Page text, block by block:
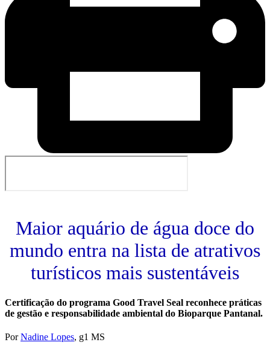
Maior aquário de água doce do
mundo entra na lista de atrativos
turísticos mais sustentáveis
Certificação do programa Good Travel Seal reconhece práticas
de gestão e responsabilidade ambiental do Bioparque Pantanal.
PorNadine Lopes, g1 MS